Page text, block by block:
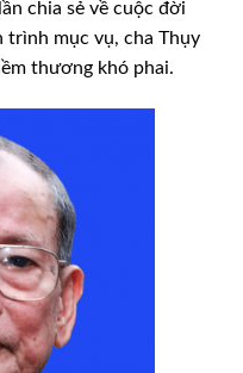
chia sẻ về cuộc đời
trình mục vụ, cha Thụy
thương khó phai.